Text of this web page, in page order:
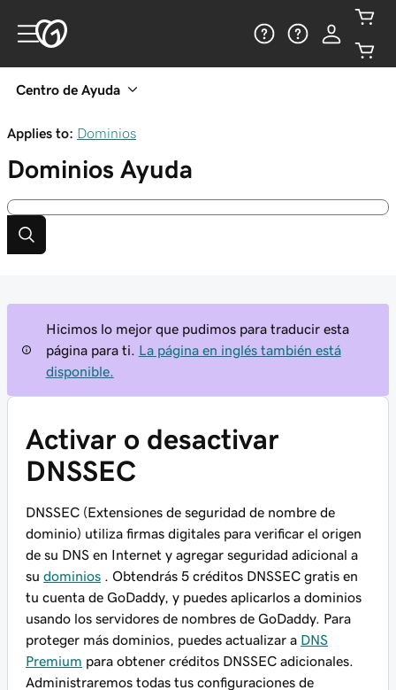
Centro de Ayuda
Applies to: Dominios
Dominios Ayuda
Hicimos lo mejor que pudimos para traducir esta
página para ti.
La página en inglés también está
disponible.
Activar o desactivar
DNSSEC
DNSSEC (Extensiones de seguridad de nombre de
dominio) utiliza firmas digitales para verificar el origen
de su DNS en Internet y agregar seguridad adicional a
su dominios . Obtendrás 5 créditos DNSSEC gratis en
tu cuenta de GoDaddy, y puedes aplicarlos a dominios
usando los servidores de nombres de GoDaddy. Para
proteger más dominios, puedes actualizar a DNS
Premium para obtener créditos DNSSEC adicionales.
Administraremos todas tus configuraciones de